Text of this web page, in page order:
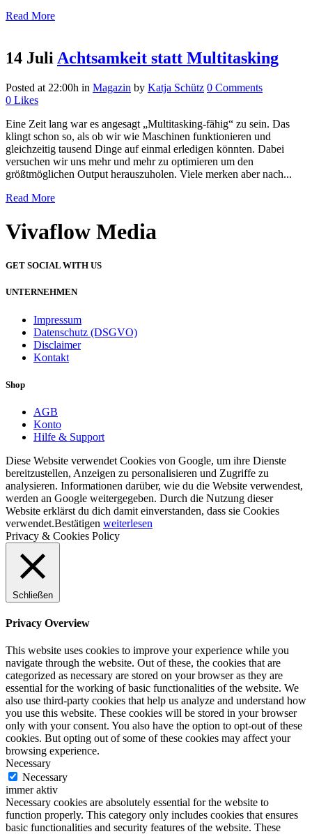
Read More
14 Juli Achtsamkeit statt Multitasking
Posted at 22:00h in Magazin by Katja Schütz 0 Comments
0 Likes
Eine Zeit lang war es angesagt „Multitasking-fähig“ zu sein. Das
klingt schon so, als ob wir wie Maschinen funktionieren und
gleichzeitig tausend Dinge auf einmal erledigen könnten. Dabei
versuchen wir uns mehr und mehr zu optimieren um den
größtmöglichen Output herauszuholen. Viele merken aber nach...
Read More
Vivaflow Media
GET SOCIAL WITH US
UNTERNEHMEN
Impressum
Datenschutz (DSGVO)
Disclaimer
Kontakt
Shop
AGB
Konto
Hilfe & Support
Diese Website verwendet Cookies von Google, um ihre Dienste
bereitzustellen, Anzeigen zu personalisieren und Zugriffe zu
analysieren. Informationen darüber, wie du die Website verwendest,
werden an Google weitergegeben. Durch die Nutzung dieser
Website erklärst du dich damit einverstanden, dass sie Cookies
verwendet.Bestätigen weiterlesen
Privacy & Cookies Policy
Schließen
Privacy Overview
This website uses cookies to improve your experience while you
navigate through the website. Out of these, the cookies that are
categorized as necessary are stored on your browser as they are
essential for the working of basic functionalities of the website. We
also use third-party cookies that help us analyze and understand how
you use this website. These cookies will be stored in your browser
only with your consent. You also have the option to opt-out of these
cookies. But opting out of some of these cookies may affect your
browsing experience.
Necessary
Necessary
immer aktiv
Necessary cookies are absolutely essential for the website to
function properly. This category only includes cookies that ensures
basic functionalities and security features of the website. These